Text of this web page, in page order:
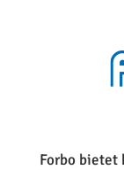
Forbo bietet